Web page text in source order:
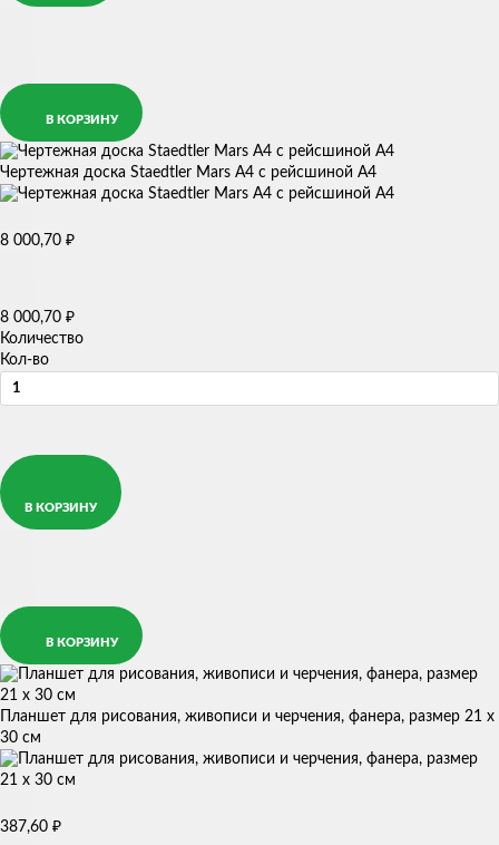
В КОРЗИНУ
Чертежная доска Staedtler Mars А4 с рейсшиной А4
8 000,70 ₽
8 000,70 ₽
Количество
Кол-во
В КОРЗИНУ
В КОРЗИНУ
Планшет для рисования, живописи и черчения, фанера, размер 21 х
30 см
387,60 ₽